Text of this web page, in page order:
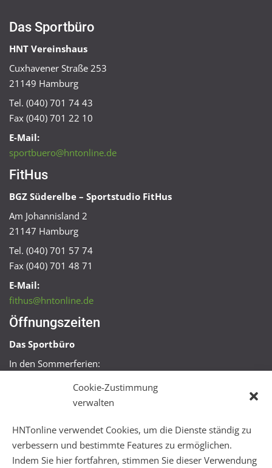
Cookie-Zustimmung
verwalten
HNTonline verwendet Cookies, um die Dienste ständig zu
verbessern und bestimmte Features zu ermöglichen.
Indem Sie hier fortfahren, stimmen Sie dieser Verwendung
Das Sportbüro
HNT Vereinshaus
Cuxhavener Straße 253
21149 Hamburg
Tel. (040) 701 74 43
Fax (040) 701 22 10
E-Mail:
sportbuero@hntonline.de
FitHus
BGZ Süderelbe – Sportstudio FitHus
Am Johannisland 2
21147 Hamburg
Tel. (040) 701 57 74
Fax (040) 701 48 71
E-Mail:
fithus@hntonline.de
Öffnungszeiten
Das Sportbüro
In den Sommerferien:
Mo + Mi 16:00 – 18:00 Uhr
Mo – Fr 08:00 – 22:00 Uhr
Sa + So 10:00 – 18:00 Uhr